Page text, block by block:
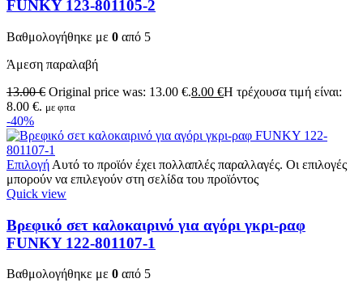
FUNKY 123-801105-2
Βαθμολογήθηκε με 0 από 5
Άμεση παραλαβή
13.00€ Original price was: 13.00 €.8.00 €Η τρέχουσα τιμή είναι:
8.00 €. με φπα
-40%
Επιλογή Αυτό το προϊόν έχει πολλαπλές παραλλαγές. Οι επιλογές
μπορούν να επιλεγούν στη σελίδα του προϊόντος
Quick view
Βρεφικό σετ καλοκαιρινό για αγόρι γκρι-ραφ
FUNKY 122-801107-1
Βαθμολογήθηκε με 0 από 5